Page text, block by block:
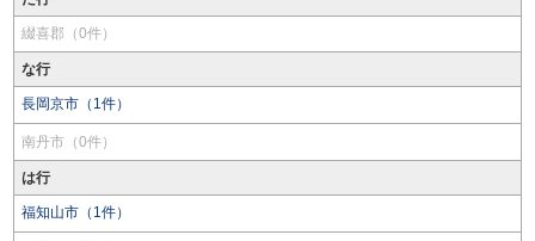
綴喜郡（0件）
な行
長岡京市（1件）
南丹市（0件）
は行
福知山市（1件）